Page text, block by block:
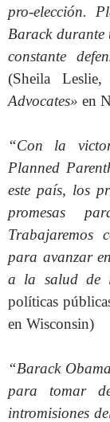
pro-elección.
Barack durante
constante
(Sheila
Advocates» en
“Con la
Planned
este país, los
promesas
Trabajaremos
para avanzar
a la salud de
políticas
en Wisconsin)
“Barack
para tomar
intromisiones